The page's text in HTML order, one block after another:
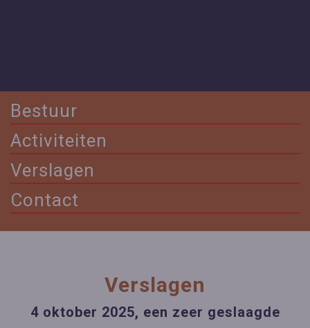
Bestuur
Activiteiten
Verslagen
Contact
Verslagen
4 oktober 2025, een zeer geslaagde